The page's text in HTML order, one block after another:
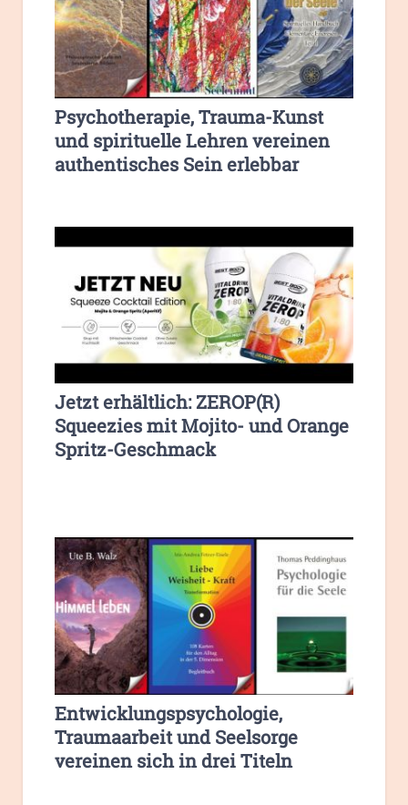
Psychotherapie, Trauma-Kunst
und spirituelle Lehren vereinen
authentisches Sein erlebbar
Jetzt erhältlich: ZEROP(R)
Squeezies mit Mojito- und Orange
Spritz-Geschmack
Entwicklungspsychologie,
Traumaarbeit und Seelsorge
vereinen sich in drei Titeln